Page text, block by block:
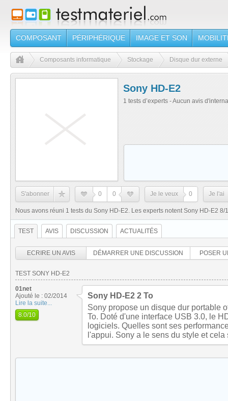
COMPOSANT PÉRIPHÉRIQUE IMAGE ET SON
Composants informatique Stockage Disque dur externe
Sony HD-E2
1 tests d’experts - Aucun avis
S'abonner 0 0 Je le veux 0 Je l'ai
Nous avons réuni 1 tests du Sony HD-E2. Les experts notent Sony HD-E2
TEST AVIS DISCUSSION ACTUALITÉS
ECRIRE UN AVIS DÉMARRER UNE DISCUSSION POSER
TEST SONY HD-E2
01net
Ajouté le : 02/2014
Lire la suite...
8.0/10
Sony HD-E2 2 To
Sony propose un disque dur portable
To. Doté d'une interface USB 3.0, le
logiciels. Quelles sont ses
l'appui. Sony a le sens du style et cela